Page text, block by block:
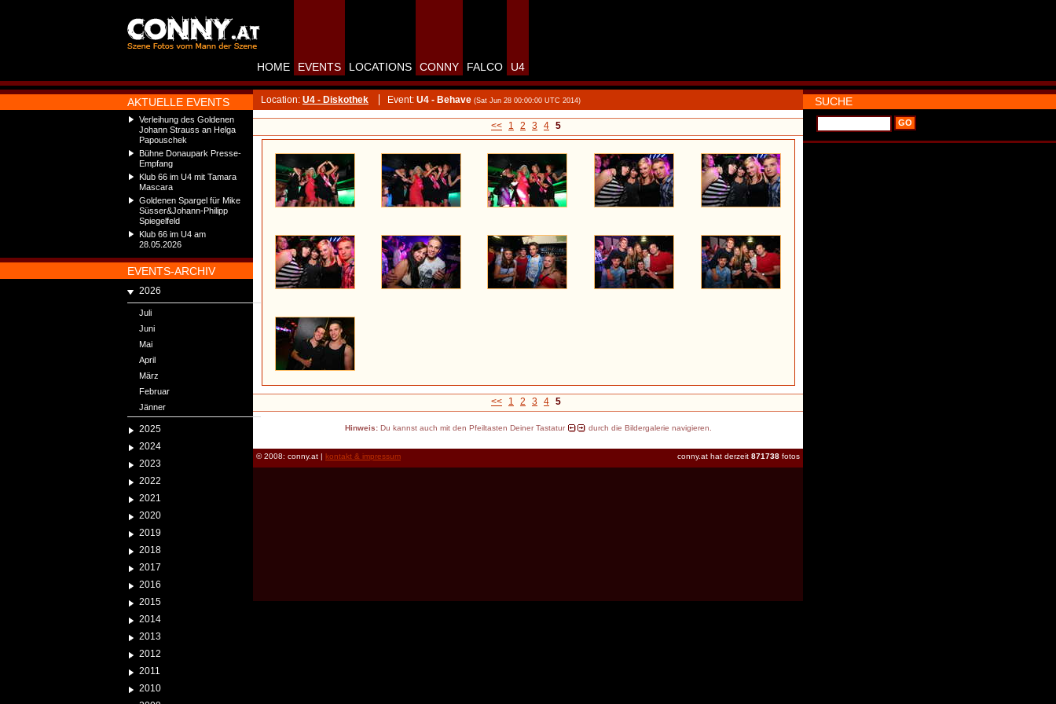
AKTUELLE EVENTS
Verleihung des Goldenen
Johann Strauss an Helga
Papouschek
Bühne Donaupark Presse-
Empfang
Klub 66 im U4 mit Tamara
Mascara
Goldenen Spargel für Mike
Süsser&Johann-Philipp
Spiegelfeld
Klub 66 im U4 am
28.05.2026
EVENTS-ARCHIV
2026
Juli
Juni
Mai
April
März
Februar
Jänner
2025
2024
2023
2022
2021
2020
2019
2018
2017
2016
2015
2014
2013
2012
2011
2010
HOME EVENTS LOCATIONS CONNY FALCO U4
Location: U4 - Diskothek Event: U4 - Behave (Sat Jun 28 00:00:00 UTC 2014)
<< 1 2 3 4 5
<< 1 2 3 4 5
Hinweis:Du kannst auch mit den Pfeiltasten Deiner Tastatur durch die Bildergalerie navigieren.
conny.at hat derzeit 871738 fotos
© 2008: conny.at | kontakt & impressum
SUCHE